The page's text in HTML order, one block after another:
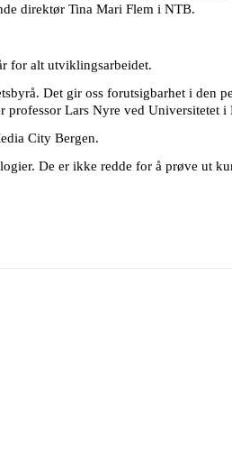
direktør Tina Mari Flem i NTB.
for alt utviklingsarbeidet.
Det gir oss forutsigbarhet i den
Lars Nyre ved Universitetet i
City Bergen.
De er ikke redde for å prøve ut